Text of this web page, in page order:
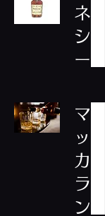
ネ
シ
ー
マ
ッ
カ
ラ
ン